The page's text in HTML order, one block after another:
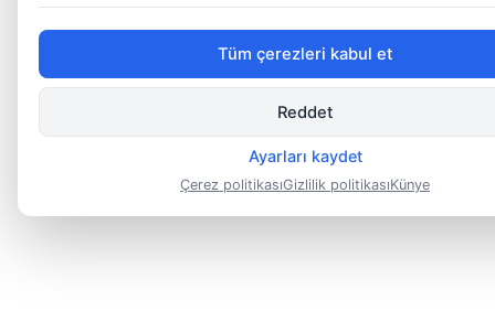
Tüm çerezleri kabul et
Reddet
Ayarları kaydet
Çerez politikasıGizlilik politikasıKünye